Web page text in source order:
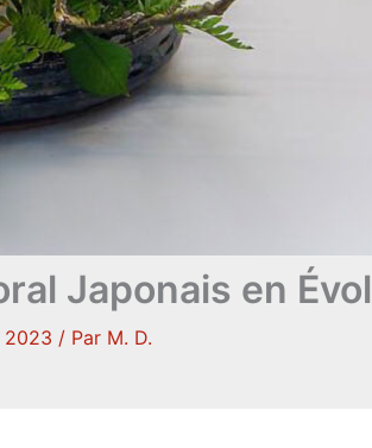
Japonais en
2023 / Par M. D.